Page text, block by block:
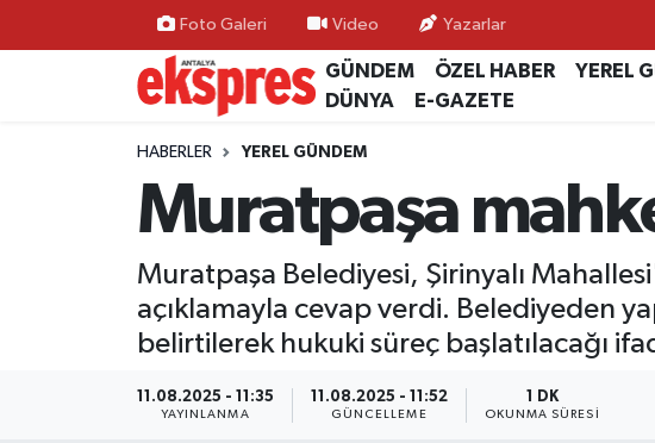
Foto Galeri Video Yazarlar
GÜNDEM ÖZEL HABER YEREL
DÜNYA
E-GAZETE
HABERLER YEREL GÜNDEM
Muratpaşa
Muratpaşa Belediyesi, Şirinyalı
açıklamayla cevap verdi. Belediyeden
belirtilerek hukuki süreç başlatılacağı
11.08.2025 - 11:35
YAYINLANMA
11.08.2025 - 11:52
GÜNCELLEME
1 DK
OKUNMA SÜRESI
ÖZEL HABER
GÜNDEM
YEREL GÜNDEM
EKONOMİ
KÜLTÜR - SANAT
Nöbetçi Eczaneler
Hava Durumu
Trafik Durumu
Süper Lig Puan Durumu ve Fikstür
Tüm Manşetler
Son Dakika Haberleri